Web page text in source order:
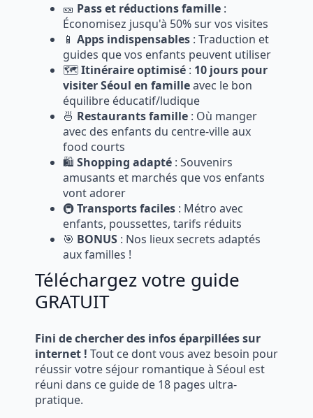
🎫 Pass et réductions famille :
Économisez jusqu'à 50% sur vos visites
📱 Apps indispensables : Traduction et
guides que vos enfants peuvent utiliser
🗺️Itinéraire optimisé : 10 jours pour
visiter Séoul en familleavec le bon
équilibre éducatif/ludique
🍜 Restaurants famille : Où manger
avec des enfants du centre-ville aux
food courts
🛍️ Shopping adapté : Souvenirs
amusants et marchés que vos enfants
vont adorer
🚇Transports faciles : Métro avec
enfants, poussettes, tarifs réduits
🎯 BONUS : Nos lieux secrets adaptés
aux familles !
Téléchargez votre guide
GRATUIT
Fini de chercher des infos éparpillées sur
internet ! Tout ce dont vous avez besoin pour
réussir votre séjour romantique à Séoul est
réuni dans ce guide de 18 pages ultra-
pratique.